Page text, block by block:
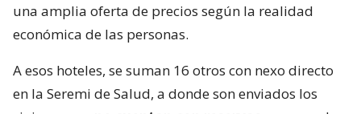
una amplia oferta de precios según la realidad
económica de las personas.
A esos hoteles, se suman 16 otros con nexo directo
en la Seremi de Salud, a donde son enviados los